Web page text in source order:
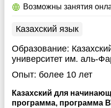
Возможны занятия
Казахский язык
Образование:
университет им. аль-
Опыт: более 10 лет
Казахский для
программа, программа